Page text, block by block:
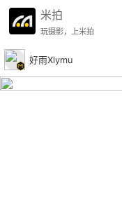
米拍
玩摄影，上米拍
好雨Xlymu